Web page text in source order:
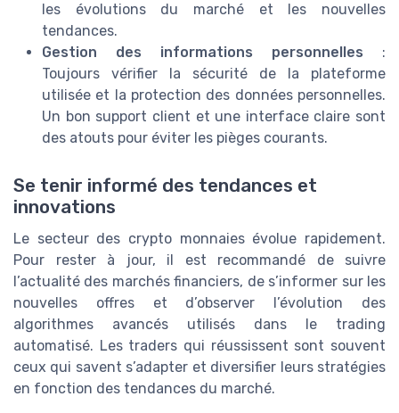
les évolutions du marché et les nouvelles
tendances.
Gestion des informations personnelles :
Toujours vérifier la sécurité de la plateforme
utilisée et la protection des données personnelles.
Un bon support client et une interface claire sont
des atouts pour éviter les pièges courants.
Se tenir informé des tendances et
innovations
Le secteur des crypto monnaies évolue rapidement.
Pour rester à jour, il est recommandé de suivre
l’actualité des marchés financiers, de s’informer sur les
nouvelles offres et d’observer l’évolution des
algorithmes avancés utilisés dans le trading
automatisé. Les traders qui réussissent sont souvent
ceux qui savent s’adapter et diversifier leurs stratégies
en fonction des tendances du marché.